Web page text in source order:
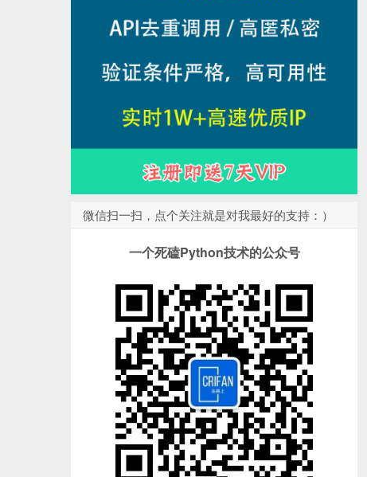
微信扫一扫，点个关注就是对我最好的支持：）
一个死磕Python技术的公众号